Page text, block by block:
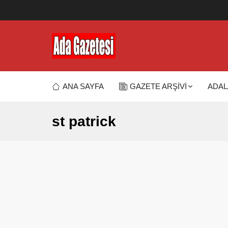
ANA SAYFA GAZETE ARŞİVİ
st patrick